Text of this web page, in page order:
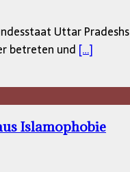
Uttar
betreten und […]
Islamophobie